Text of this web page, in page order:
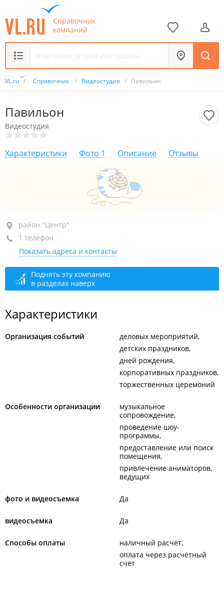
Справочник
компаний
VL.ru / Справочник / Видеостудия / Павильон
Павильон
Видеостудия
Характеристики Фото 1 Описание Отзывы
район "Центр", ул. Посьетская, 45
1-й этаж, оф. 105/1
+7 (423) 241-43-00
закрыто, откроется в 10:00
район "Центр"
1 телефон
Показать адреса и контакты
Поднять эту компанию
в разделах наверх
Характеристики
Организация событий
деловых мероприятий
детских праздников
дней рождения
корпоративных праздников
торжественных церемоний
Особенности организации
музыкальное
сопровождение
проведение шоу-
программы
предоставление или поиск
помещения
привлечение аниматоров,
ведущих
фото и видеосъемка Да
видеосъемка Да
Способы оплаты
наличный расчёт
оплата через расчётный
счёт